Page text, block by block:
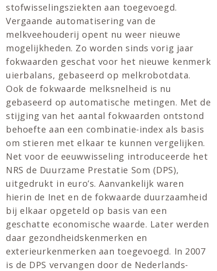
stofwisselingsziekten aan toegevoegd.
Vergaande automatisering van de
melkveehouderij opent nu weer nieuwe
mogelijkheden. Zo worden sinds vorig jaar
fokwaarden geschat voor het nieuwe kenmerk
uierbalans, gebaseerd op melkrobotdata.
Ook de fokwaarde melksnelheid is nu
gebaseerd op automatische metingen. Met de
stijging van het aantal fokwaarden ontstond
behoefte aan een combinatie-index als basis
om stieren met elkaar te kunnen vergelijken.
Net voor de eeuwwisseling introduceerde het
NRS de Duurzame Prestatie Som (DPS),
uitgedrukt in euro’s. Aanvankelijk waren
hierin de Inet en de fokwaarde duurzaamheid
bij elkaar opgeteld op basis van een
geschatte economische waarde. Later werden
daar gezondheidskenmerken en
exterieurkenmerken aan toegevoegd. In 2007
is de DPS vervangen door de Nederlands-